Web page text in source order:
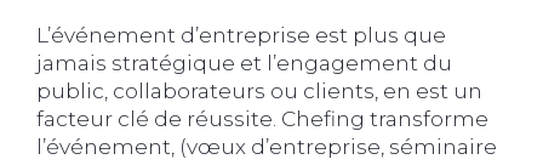
L’événement d’entreprise est plus que
jamais stratégique et l’engagement du
public, collaborateurs ou clients, en est un
facteur clé de réussite. Chefing transforme
l’événement, (vœux d’entreprise, séminaire